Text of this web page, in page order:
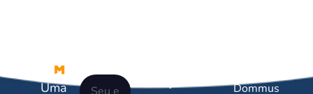
Uma
Endereço:
Úteis
Dommus